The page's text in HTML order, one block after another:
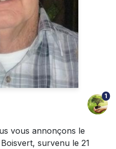
1
vous annonçons le
survenu le 21